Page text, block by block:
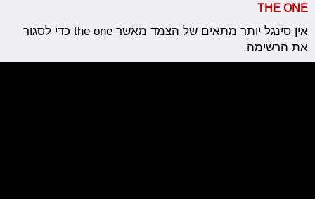
THE ONE
אין סינגל יותר מתאים של הצמד מאשר the one כדי לסגור
את הרשימה.